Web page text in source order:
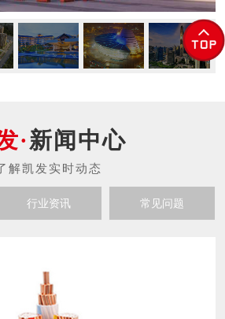
新闻中心
行业资讯 常见问题